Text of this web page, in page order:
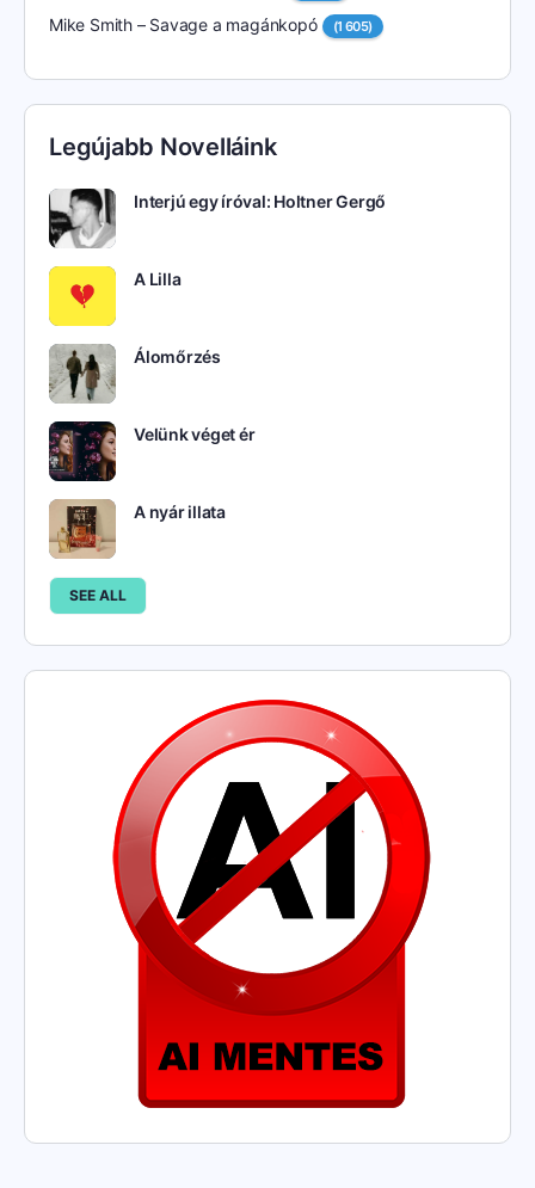
Mike Smith – Savage a magánkopó (1 605)
Legújabb Novelláink
Interjú egy íróval: Holtner Gergő
A Lilla
Álomőrzés
Velünk véget ér
A nyár illata
SEE ALL